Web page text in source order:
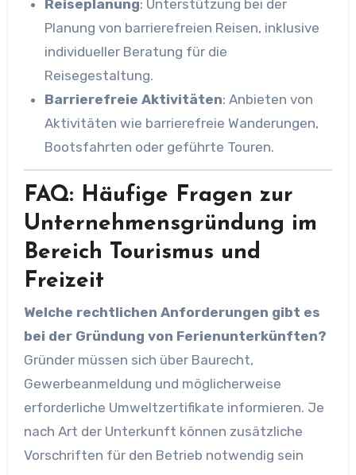
Reiseplanung: Unterstützung bei der
Planung von barrierefreien Reisen, inklusive
individueller Beratung für die
Reisegestaltung.
Barrierefreie Aktivitäten: Anbieten von
Aktivitäten wie barrierefreie Wanderungen,
Bootsfahrten oder geführte Touren.
FAQ: Häufige Fragen zur
Unternehmensgründung im
Bereich Tourismus und
Freizeit
Welche rechtlichen Anforderungen gibt es
bei der Gründung von Ferienunterkünften?
Gründer müssen sich über Baurecht,
Gewerbeanmeldung und möglicherweise
erforderliche Umweltzertifikate informieren. Je
nach Art der Unterkunft können zusätzliche
Vorschriften für den Betrieb notwendig sein